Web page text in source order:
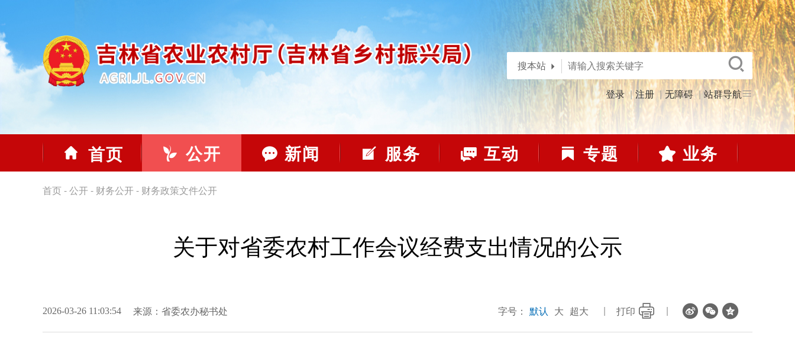
搜本站
登录 注册 无障碍 站群导航
首页 公开 新闻 服务 互动 专题 业务
首页-公开 - 财务公开 - 财务政策文件公开
关于对省委农村工作会议经费支出情况的公示
2026-03-26 11:03:54 来源： 省委农办秘书处 字号： 默认 大 超大 打印